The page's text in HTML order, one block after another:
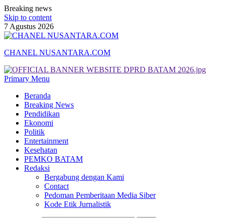
Breaking news
Skip to content
7 Agustus 2026
CHANEL NUSANTARA.COM
Primary Menu
Beranda
Breaking News
Pendidikan
Ekonomi
Politik
Entertainment
Kesehatan
PEMKO BATAM
Redaksi
Bergabung dengan Kami
Contact
Pedoman Pemberitaan Media Siber
Kode Etik Jurnalistik